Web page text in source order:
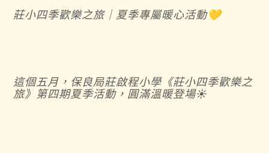
莊小四季歡樂之旅｜夏季專屬暖心活動💛
這個五月，保良局莊啟程小學《莊小四季歡樂之
旅》第四期夏季活動，圓滿溫暖登場☀️